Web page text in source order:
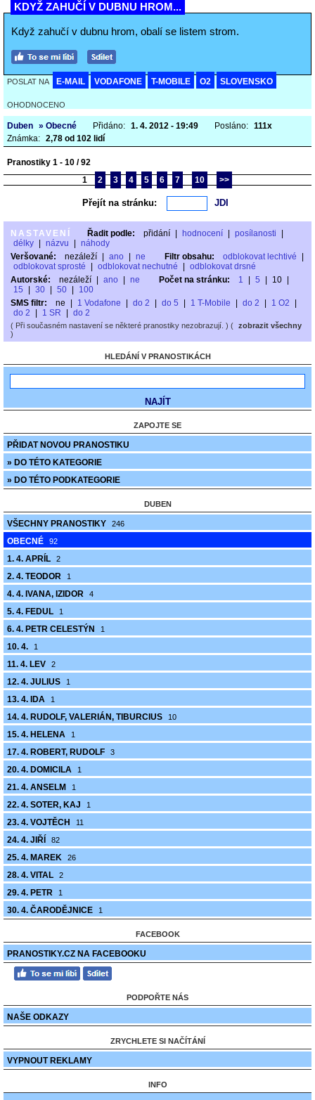
KDYŽ ZAHUČÍ V DUBNU HROM...
Když zahučí v dubnu hrom, obalí se listem strom.
POSLAT NA E-MAIL VODAFONE T-MOBILE O2 SLOVENSKO
OHODNOCENO
Duben » Obecné Přidáno: 1. 4. 2012 - 19:49 Posláno: 111x
Známka: 2,78 od 102 lidí
Pranostiky 1 - 10 / 92
1
2 3 4 5 6 7 10 >>
Přejít na stránku:
NASTAVENÍ Řadit podle: přidání hodnocení posílanosti
délky
názvu
náhody
Veršované:
nezáleží ano ne Filtr obsahu: odblokovat lechtivé
odblokovat sprosté
odblokovat nechutné
odblokovat drsné
Autorské:
nezáleží ano ne Počet na stránku: 1 5 10
15
30 50
100
SMS filtr:
ne 1 Vodafone do 2 do 5 1 T-Mobile do 2 1 O2
do 2
1 SR do 2
( Při současném nastavení se některé pranostiky nezobrazují. ) ( zobrazit všechny
)
HLEDÁNÍ V PRANOSTIKÁCH
ZAPOJTE SE
PŘIDAT NOVOU PRANOSTIKU
» DO TÉTO KATEGORIE
» DO TÉTO PODKATEGORIE
DUBEN
VŠECHNY PRANOSTIKY 246
OBECNÉ 92
1. 4. APRÍL 2
2. 4. TEODOR 1
4. 4. IVANA, IZIDOR 4
5. 4. FEDUL 1
6. 4. PETR CELESTÝN 1
10. 4. 1
11. 4. LEV 2
12. 4. JULIUS 1
13. 4. IDA 1
14. 4. RUDOLF, VALERIÁN, TIBURCIUS 10
15. 4. HELENA 1
17. 4. ROBERT, RUDOLF 3
20. 4. DOMICILA 1
21. 4. ANSELM 1
22. 4. SOTER, KAJ 1
23. 4. VOJTĚCH 11
24. 4. JIŘÍ 82
25. 4. MAREK 26
28. 4. VITAL 2
29. 4. PETR 1
30. 4. ČARODĚJNICE 1
FACEBOOK
PRANOSTIKY.CZ NA FACEBOOKU
PODPOŘTE NÁS
NAŠE ODKAZY
ZRYCHLETE SI NAČÍTÁNÍ
VYPNOUT REKLAMY
INFO